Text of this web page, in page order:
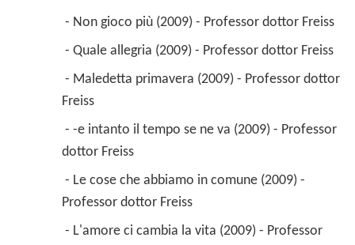
- Non gioco più (2009) - Professor dottor Freiss
- Quale allegria (2009) - Professor dottor Freiss
Freiss
dottor Freiss
Professor dottor Freiss